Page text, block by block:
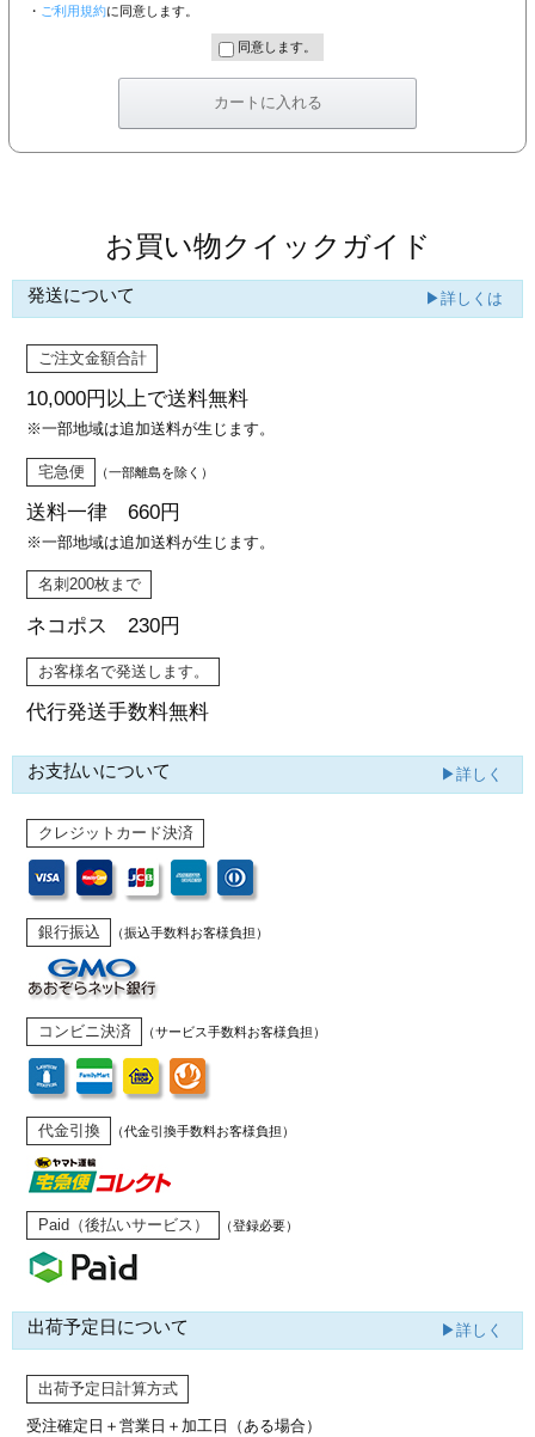
・ ご利用規約に同意します。
同意します。
お買い物クイックガイド
発送について ▶詳しくは
ご注文金額合計
10,000円以上で送料無料
※一部地域は追加送料が生じます。
宅急便 （一部離島を除く）
送料一律 660円
※一部地域は追加送料が生じます。
名刺200枚まで
ネコポス 230円
お客様名で発送します。
代行発送手数料無料
お支払いについて ▶詳しく
クレジットカード決済
銀行振込 （振込手数料お客様負担）
コンビニ決済 （サービス手数料お客様負担）
代金引換 （代金引換手数料お客様負担）
Paid（後払いサービス） （登録必要）
出荷予定日について ▶詳しく
出荷予定日計算方式
受注確定日＋営業日＋加工日（ある場合）